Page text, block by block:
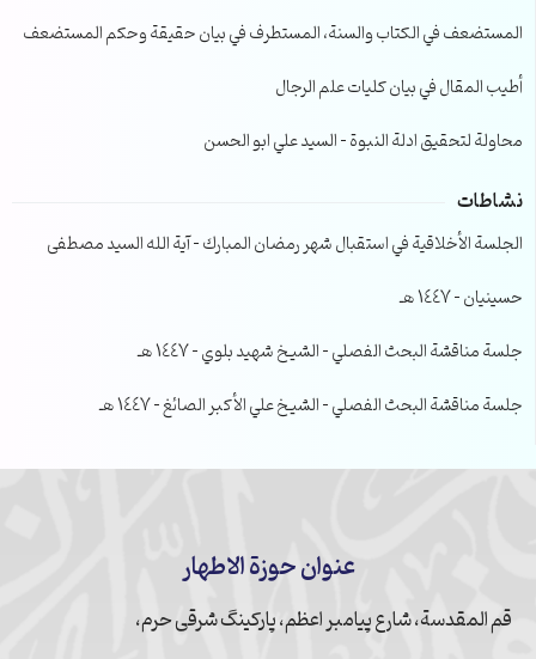
المستضعف في الكتاب والسنة، المستطرف في بيان حقيقة وحكم المستضعف
أطيب المقال في بيان كليات علم الرجال
محاولة لتحقيق ادلة النبوة – السيد علي ابو الحسن
نشاطات
الجلسة الأخلاقية في استقبال شهر رمضان المبارك – آية الله السيد مصطفى
حسينيان – 1447 هـ
جلسة مناقشة البحث الفصلي – الشيخ شهيد بلوي – 1447 هـ
جلسة مناقشة البحث الفصلي – الشيخ علي الأكبر الصائغ – 1447 هـ
عنوان حوزة الاطهار
قم المقدسة، شارع پیامبر اعظم، پارکینگ شرقی حرم،